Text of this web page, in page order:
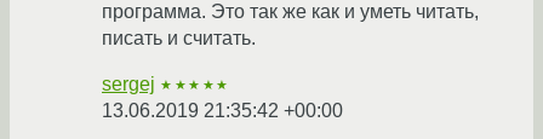
программа. Это так же как и уметь читать,
писать и считать.
sergej ★★★★★
13.06.2019 21:35:42 +00:00